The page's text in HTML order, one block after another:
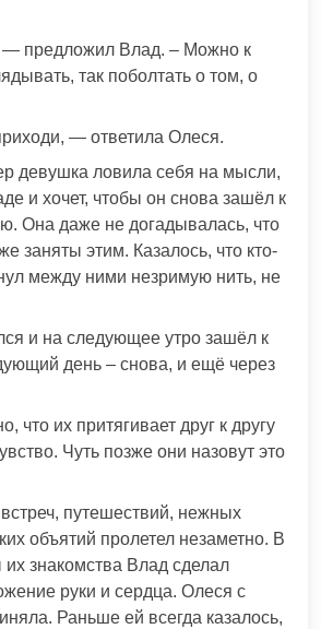
предложил Влад. – Можно к
так поболтать о том, о
— ответила Олеся.
девушка ловила себя на мысли,
и хочет, чтобы он снова зашёл к
Она даже не догадывалась, что
заняты этим. Казалось, что кто-
между ними незримую нить, не
и на следующее утро зашёл к
день – снова, и ещё через
что их притягивает друг к другу
Чуть позже они назовут это
путешествий, нежных
объятий пролетел незаметно. В
знакомства Влад сделал
руки и сердца. Олеся с
Раньше ей всегда казалось,